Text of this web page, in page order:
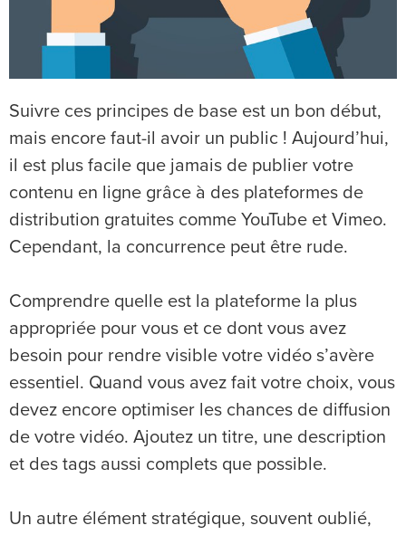
Suivre ces principes de base est un bon début,
mais encore faut-il avoir un public ! Aujourd’hui,
il est plus facile que jamais de publier votre
contenu en ligne grâce à des plateformes de
distribution gratuites comme YouTube et Vimeo.
Cependant, la concurrence peut être rude.
Comprendre quelle est la plateforme la plus
appropriée pour vous et ce dont vous avez
besoin pour rendre visible votre vidéo s’avère
essentiel. Quand vous avez fait votre choix, vous
devez encore optimiser les chances de diffusion
de votre vidéo. Ajoutez un titre, une description
et des tags aussi complets que possible.
Un autre élément stratégique, souvent oublié,